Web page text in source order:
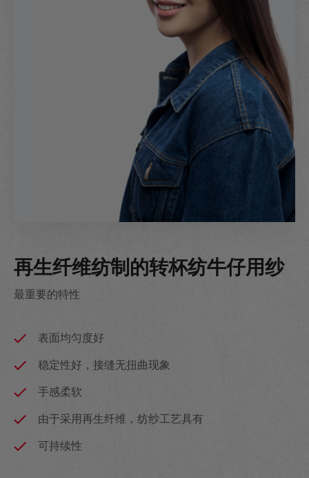
再生纤维纺制的转杯纺牛仔用纱
最重要的特性
表面均匀度好
稳定性好，接缝无扭曲现象
手感柔软
由于采用再生纤维，纺纱工艺具有
可持续性